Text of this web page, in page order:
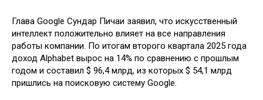
Глава Google Сундар Пичаи заявил, что искусственный
интеллект положительно влияет на все направления
работы компании. По итогам второго квартала 2025 года
доход Alphabet вырос на 14% по сравнению с прошлым
годом и составил $ 96,4 млрд, из которых $ 54,1 млрд
пришлись на поисковую систему Google.